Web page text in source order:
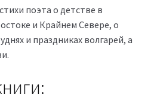
поэта о детстве в
и Крайнем Севере, о
и праздниках волгарей, а